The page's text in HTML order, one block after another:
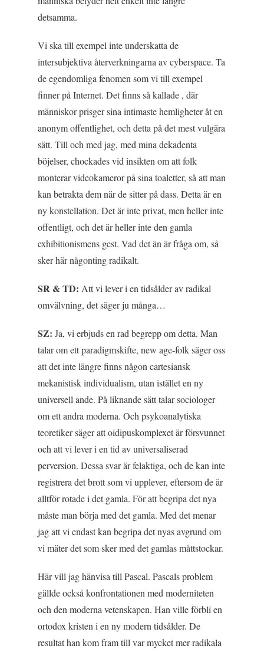
detsamma.
Vi ska till exempel inte underskatta de
intersubjektiva återverkningarna av cyberspace. Ta
de egendomliga fenomen som vi till exempel
finner på Internet. Det finns så kallade , där
människor prisger sina intimaste hemligheter åt en
anonym offentlighet, och detta på det mest vulgära
sätt. Till och med jag, med mina dekadenta
böjelser, chockades vid insikten om att folk
monterar videokameror på sina toaletter, så att man
kan betrakta dem när de sitter på dass. Detta är en
ny konstellation. Det är inte privat, men heller inte
offentligt, och det är heller inte den gamla
exhibitionismens gest. Vad det än är fråga om, så
sker här någonting radikalt.
SR & TD: Att vi lever i en tidsålder av radikal
omvälvning, det säger ju många…
SZ: Ja, vi erbjuds en rad begrepp om detta. Man
talar om ett paradigmskifte, new age-folk säger oss
att det inte längre finns någon cartesiansk
mekanistisk individualism, utan istället en ny
universell ande. På liknande sätt talar sociologer
om ett andra moderna. Och psykoanalytiska
teoretiker säger att oidipuskomplexet är försvunnet
och att vi lever i en tid av universaliserad
perversion. Dessa svar är felaktiga, och de kan inte
registrera det brott som vi upplever, eftersom de är
alltför rotade i det gamla. För att begripa det nya
måste man börja med det gamla. Med det menar
jag att vi endast kan begripa det nyas avgrund om
vi mäter det som sker med det gamlas måttstockar.
Här vill jag hänvisa till Pascal. Pascals problem
gällde också konfrontationen med moderniteten
och den moderna vetenskapen. Han ville förbli en
ortodox kristen i en ny modern tidsålder. De
resultat han kom fram till var mycket mer radikala